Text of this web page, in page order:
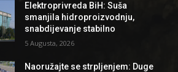
Elektroprivreda BiH: Suša
smanjila hidroproizvodnju,
snabdijevanje stabilno
5 Augusta, 2026
Naoružajte se strpljenjem: Duge